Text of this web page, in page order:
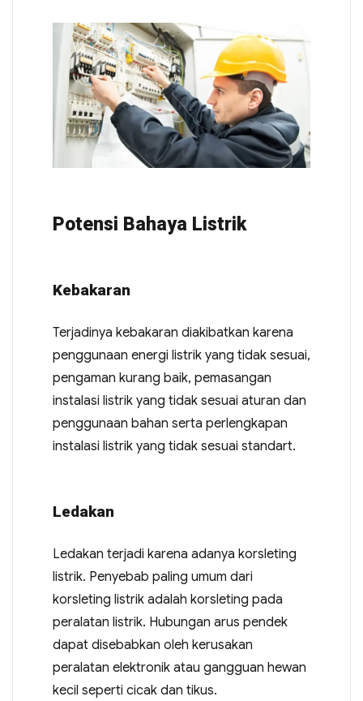
Potensi Bahaya Listrik
Kebakaran
Terjadinya kebakaran diakibatkan karena
penggunaan energi listrik yang tidak sesuai,
pengaman kurang baik, pemasangan
instalasi listrik yang tidak sesuai aturan dan
penggunaan bahan serta perlengkapan
instalasi listrik yang tidak sesuai standart.
Ledakan
Ledakan terjadi karena adanya korsleting
listrik. Penyebab paling umum dari
korsleting listrik adalah korsleting pada
peralatan listrik. Hubungan arus pendek
dapat disebabkan oleh kerusakan
peralatan elektronik atau gangguan hewan
kecil seperti cicak dan tikus.